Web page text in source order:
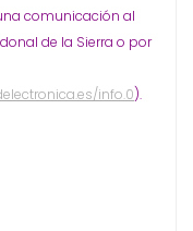
comunicación al
de la Sierra o por
info.0).